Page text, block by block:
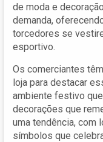
de moda e
demanda,
torcedores se
esportivo.
Os comerciantes
loja para destacar
ambiente festivo
decorações que
uma tendência, com
símbolos que